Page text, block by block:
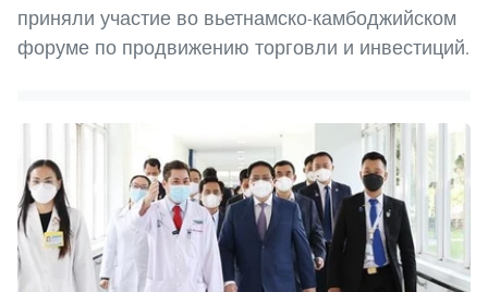
приняли участие во вьетнамско-камбоджийском
форуме по продвижению торговли и инвестиций.